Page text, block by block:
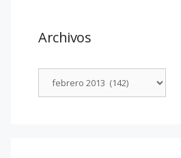
Archivos